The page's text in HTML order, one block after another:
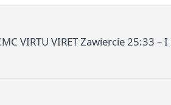
VIRTU VIRET Zawiercie 25:33 –